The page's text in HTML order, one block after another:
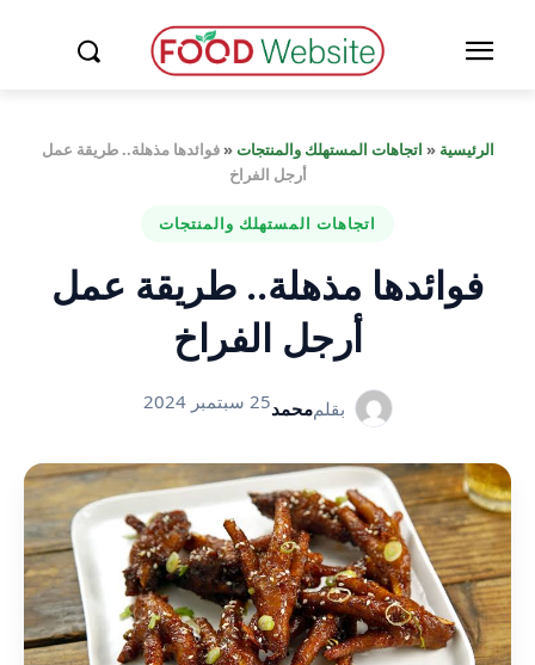
الرئيسية « اتجاهات المستهلك والمنتجات«فوائدها مذهلة.. طريقة عمل
أرجل الفراخ
اتجاهات المستهلك والمنتجات
فوائدها مذهلة.. طريقة عمل
أرجل الفراخ
بقلممحمد25 سبتمبر 2024